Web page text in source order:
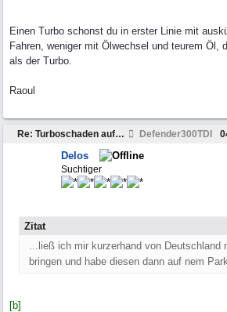
Einen Turbo schonst du in erster Linie mit
Fahren, weniger mit Ölwechsel und teurem Öl,
als der Turbo.
Raoul
Re: Turboschaden auf der Urlaubsfahrt.... Defender300TDI
Delos
Suchtiger
Zitat
...ließ ich mir kurzerhand von Deutschland
bringen und habe diesen dann auf nem
[b]